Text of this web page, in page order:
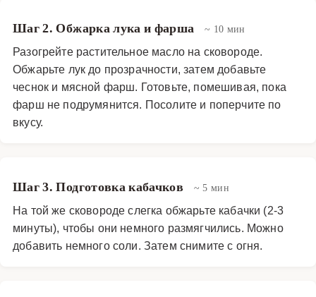
Шаг 2. Обжарка лука и фарша ~ 10 мин
Разогрейте растительное масло на сковороде.
Обжарьте лук до прозрачности, затем добавьте
чеснок и мясной фарш. Готовьте, помешивая, пока
фарш не подрумянится. Посолите и поперчите по
вкусу.
Шаг 3. Подготовка кабачков ~ 5 мин
На той же сковороде слегка обжарьте кабачки (2-3
минуты), чтобы они немного размягчились. Можно
добавить немного соли. Затем снимите с огня.